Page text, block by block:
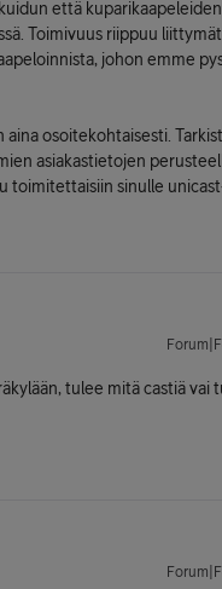
että
Toimivuus riippuu
johon emme
aina osoitekohtaisesti.
asiakastietojen
toimitettaisiin sinulle
tulee mitä castiä vai